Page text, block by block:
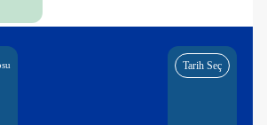
Tarih Seç